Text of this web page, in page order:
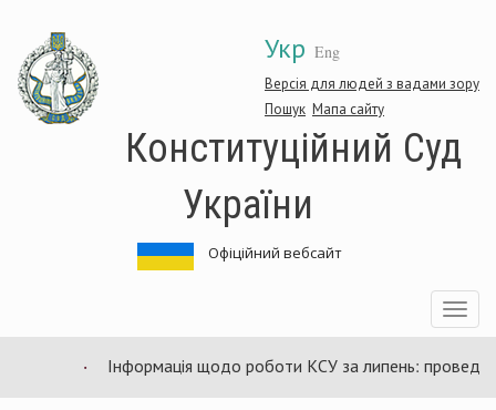
основного
матеріалу
Укр Eng
Версія для людей з вадами зору
Пошук Мапа сайту
Конституційний Суд
України
Офіційний вебсайт
Toggle
Інформація щодо роботи КСУ за липень: